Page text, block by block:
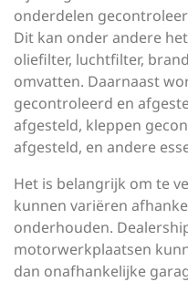
onderdelen
Dit kan onder andere
oliefilter, luchtfilter,
omvatten. Daarnaast
gecontroleerd en
afgesteld, kleppen
afgesteld, en andere
Het is belangrijk om te
kunnen variëren
onderhouden.
motorwerkplaatsen
dan onafhankelijke